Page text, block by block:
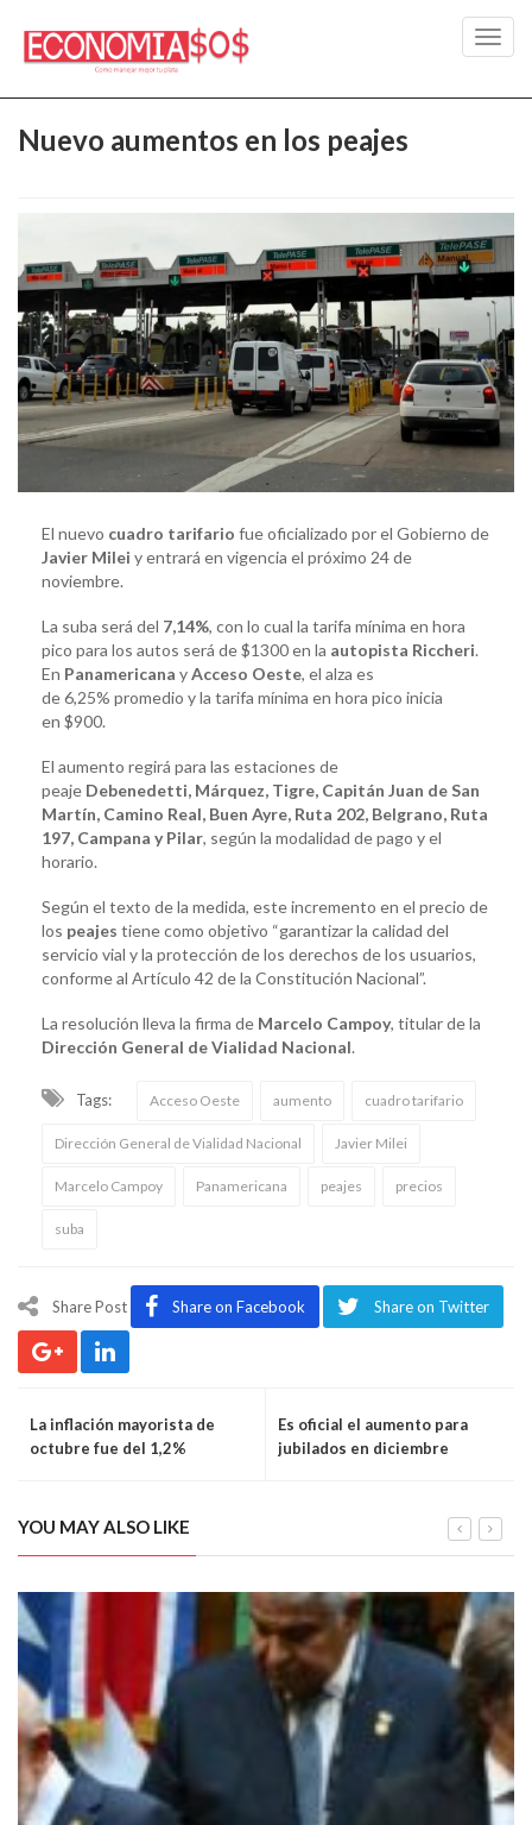
Nuevo aumentos en los peajes
El nuevo cuadro tarifario fue oficializado por el Gobierno de
Javier Milei y entrará en vigencia el próximo 24 de
noviembre.
La suba será del 7,14%, con lo cual la tarifa mínima en hora
pico para los autos será de $1300 en la autopista Riccheri.
En Panamericana yAcceso Oeste, el alza es
de 6,25% promedio y la tarifa mínima en hora pico inicia
en $900.
El aumento regirá para las estaciones de
peaje Debenedetti, Márquez, Tigre, Capitán Juan de San
Martín, Camino Real, Buen Ayre, Ruta 202, Belgrano, Ruta
197, Campana y Pilar, según la modalidad de pago y el
horario.
Según el texto de la medida, este incremento en el precio de
los peajes tiene como objetivo “garantizar la calidad del
servicio vial y la protección de los derechos de los usuarios,
conforme al Artículo 42 de la Constitución Nacional”.
La resolución lleva la firma de Marcelo Campoy, titular de la
Dirección General de Vialidad Nacional.
Tags: Acceso Oeste aumento cuadro tarifario
Dirección General de Vialidad Nacional Javier Milei
Marcelo Campoy Panamericana peajes precios
suba
Share Post Share on Facebook Share on Twitter
La inflación mayorista de
octubre fue del 1,2%
Es oficial el aumento para
jubilados en diciembre
YOU MAY ALSO LIKE